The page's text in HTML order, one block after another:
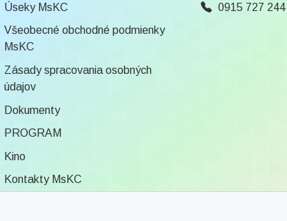
Úseky MsKC
Všeobecné obchodné podmienky
MsKC
Zásady spracovania osobných
údajov
Dokumenty
PROGRAM
Kino
Kontakty MsKC
0915 727 244